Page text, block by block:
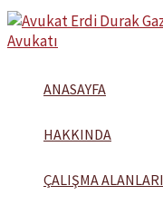
İçeriğe
atla
ANASAYFA
HAKKINDA
ÇALIŞMA ALANLARI